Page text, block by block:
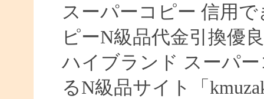
スーパーコピー 信用
ピーN級品代金引換優
ハイブランド スーパ
るN級品サイト「